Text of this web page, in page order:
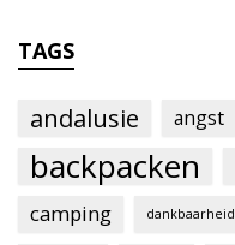
TAGS
andalusie angst
backpacken
camping dankbaarheid